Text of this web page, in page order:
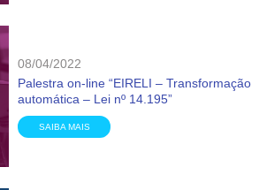
08/04/2022
Palestra on-line “EIRELI – Transformação
automática – Lei nº 14.195”
SAIBA MAIS